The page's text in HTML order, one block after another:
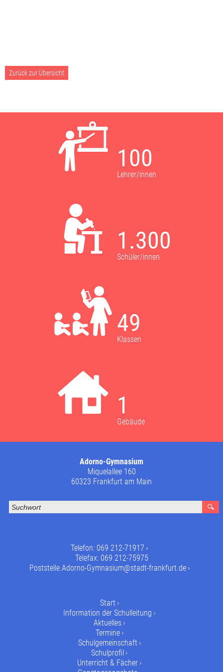
Zurück zur Übersicht
100
Lehrer/innen
1.300
Schüler/innen
49
Klassen
1
Gebäude
Adorno-Gymnasium
Miquelallee 160
60323 Frankfurt am Main
Telefon: 069 212-71917
Telefax: 069 212-75975
Poststelle.Adorno-Gymnasium@stadt-frankfurt.de
Start
Information der Schulleitung
Aktuelles
Termine
Schulgemeinschaft
Schulprofil
Unterricht & Fächer